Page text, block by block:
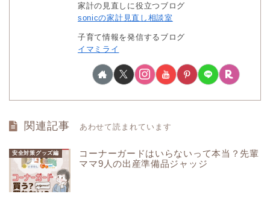
家計の見直しに役立つブログ
sonicの家計見直し相談室
子育て情報を発信するブログ
イマミライ
関連記事 あわせて読まれています
安全対策グッズ編
コーナーガードはいらないって本当？先輩
ママ9人の出産準備品ジャッジ